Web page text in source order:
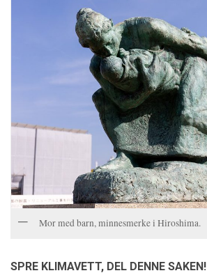
Mor med barn, minnesmerke i Hiroshima.
SPRE KLIMAVETT, DEL DENNE SAKEN!